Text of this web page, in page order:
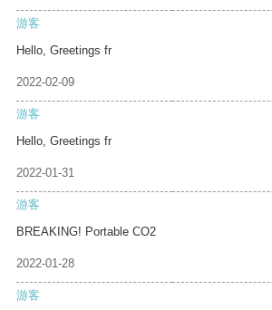
游客
Hello, Greetings fr
2022-02-09
游客
Hello, Greetings fr
2022-01-31
游客
BREAKING! Portable CO2
2022-01-28
游客